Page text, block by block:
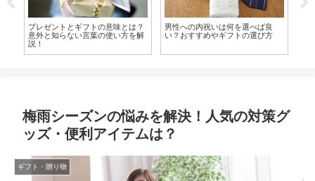
プレゼントとギフトの意味とは？
意外と知らない言葉の使い方を解
説！
男性への内祝いは何を選べば良
い？おすすめやギフトの選び方
梅雨シーズンの悩みを解決！人気の対策グ
ッズ・便利アイテムは？
ギフト・贈り物